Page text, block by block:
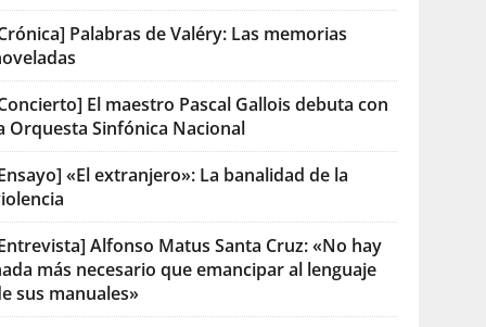
Palabras de Valéry: Las memorias
El maestro Pascal Gallois debuta con
Orquesta Sinfónica Nacional
«El extranjero»: La banalidad de la
Alfonso Matus Santa Cruz: «No hay
más necesario que emancipar al lenguaje
sus manuales»